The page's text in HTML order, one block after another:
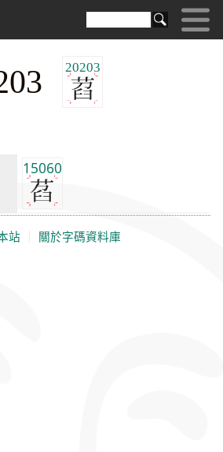
20203
15060
站 關於字碼資料庫